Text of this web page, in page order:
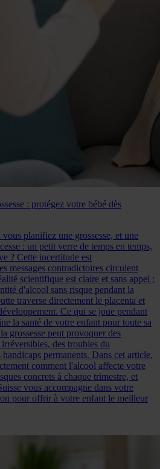
: protégez votre bébé dès
planifiez une grossesse, et une
: un petit verre de temps en temps,
? Cette incertitude est
messages contradictoires circulent
scientifique est claire et sans appel :
d'alcool sans risque pendant la
traverse directement le placenta et
Ce qui se joue pendant
la santé de votre enfant pour toute sa
grossesse peut provoquer des
des troubles du
permanents. Dans cet article,
comment l'alcool affecte votre
concrets à chaque trimestre, et
vous accompagne dans votre
pour offrir à votre enfant le meilleur